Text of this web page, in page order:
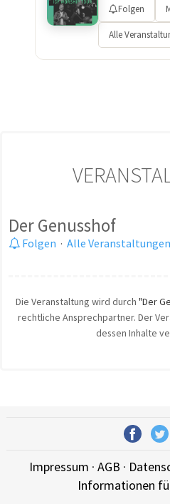
Folgen
Alle
Der Genusshof
Folgen · Alle Veranstaltungen
Die Veranstaltung wird durch "Der
rechtliche Ansprechpartner. Der
dessen Inhalte
Impressum · AGB ·
Informationen